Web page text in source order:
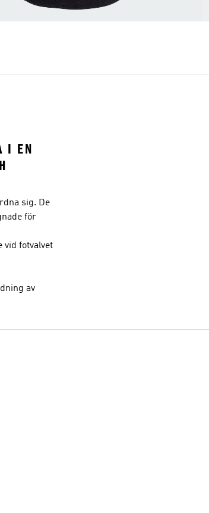
I EN
sig. De
för
vid fotvalvet
av